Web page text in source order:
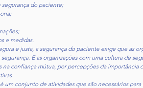
do paciente;
e medidas.
e justa, a segurança do paciente exige que as
E as organizações com uma cultura de
na confiança mútua, por percepções da importância
um conjunto de atividades que são necessários